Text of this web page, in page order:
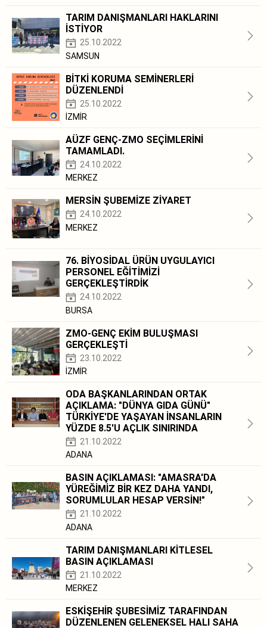
TARIM DANIŞMANLARI HAKLARINI
İSTİYOR
25.10.2022
SAMSUN
BİTKİ KORUMA SEMİNERLERİ
DÜZENLENDİ
25.10.2022
İZMİR
AÜZF GENÇ-ZMO SEÇİMLERİNİ
TAMAMLADI.
24.10.2022
MERKEZ
MERSİN ŞUBEMİZE ZİYARET
24.10.2022
MERKEZ
76. BİYOSİDAL ÜRÜN UYGULAYICI
PERSONEL EĞİTİMİZİ
GERÇEKLEŞTİRDİK
24.10.2022
BURSA
ZMO-GENÇ EKİM BULUŞMASI
GERÇEKLEŞTİ
23.10.2022
İZMİR
ODA BAŞKANLARINDAN ORTAK
AÇIKLAMA: "DÜNYA GIDA GÜNÜ"
TÜRKİYE'DE YAŞAYAN İNSANLARIN
YÜZDE 8.5'U AÇLIK SINIRINDA
21.10.2022
ADANA
BASIN AÇIKLAMASI: "AMASRA'DA
YÜREĞİMİZ BİR KEZ DAHA YANDI,
SORUMLULAR HESAP VERSİN!"
21.10.2022
ADANA
TARIM DANIŞMANLARI KİTLESEL
BASIN AÇIKLAMASI
21.10.2022
MERKEZ
ESKİŞEHİR ŞUBESİMİZ TARAFINDAN
DÜZENLENEN GELENEKSEL HALI SAHA